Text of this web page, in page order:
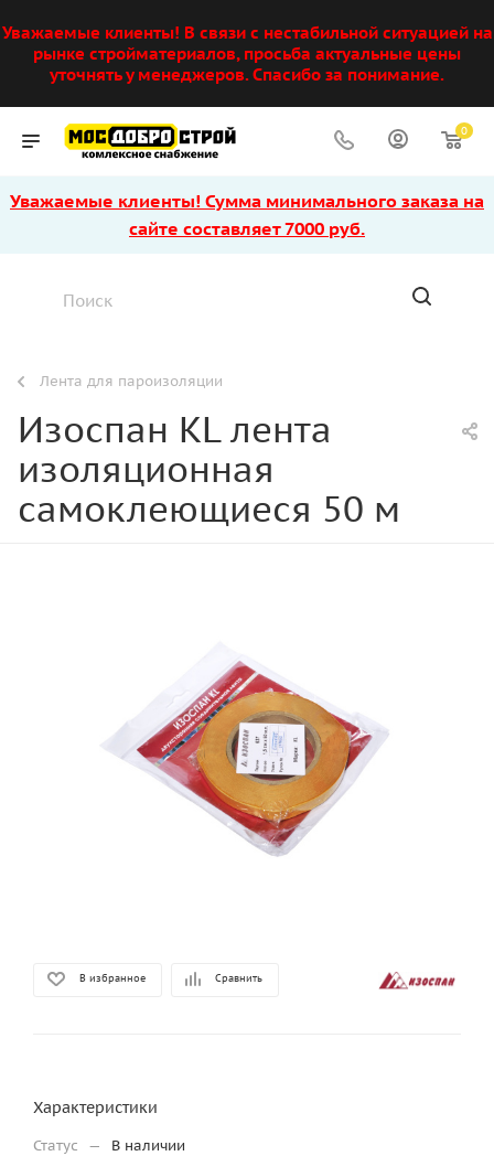
Уважаемые клиенты! В связи с нестабильной ситуацией на
рынке стройматериалов, просьба актуальные цены
уточнять у менеджеров. Спасибо за понимание.
0
Уважаемые клиенты! Сумма минимального заказа на
сайте составляет 7000 руб.
Лента для пароизоляции
Изоспан KL лента
изоляционная
самоклеющиеся 50 м
В избранное Сравнить
Характеристики
Статус — В наличии